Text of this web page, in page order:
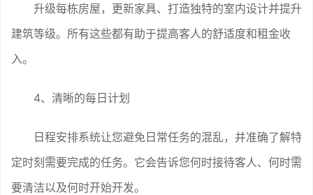
升级每栋房屋，更新家具、打造独特的室内设计并提升
建筑等级。所有这些都有助于提高客人的舒适度和租金收
入。
4、清晰的每日计划
日程安排系统让您避免日常任务的混乱，并准确了解特
定时刻需要完成的任务。它会告诉您何时接待客人、何时需
要清洁以及何时开始开发。